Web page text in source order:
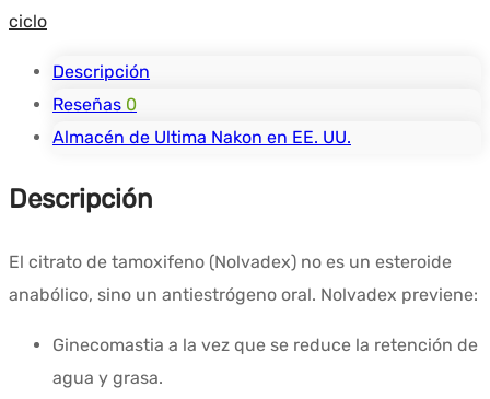
ciclo
Descripción
Reseñas 0
Almacén de Ultima Nakon en EE. UU.
Descripción
El citrato de tamoxifeno (Nolvadex) no es un esteroide
anabólico, sino un antiestrógeno oral. Nolvadex previene:
Ginecomastia a la vez que se reduce la retención de
agua y grasa.